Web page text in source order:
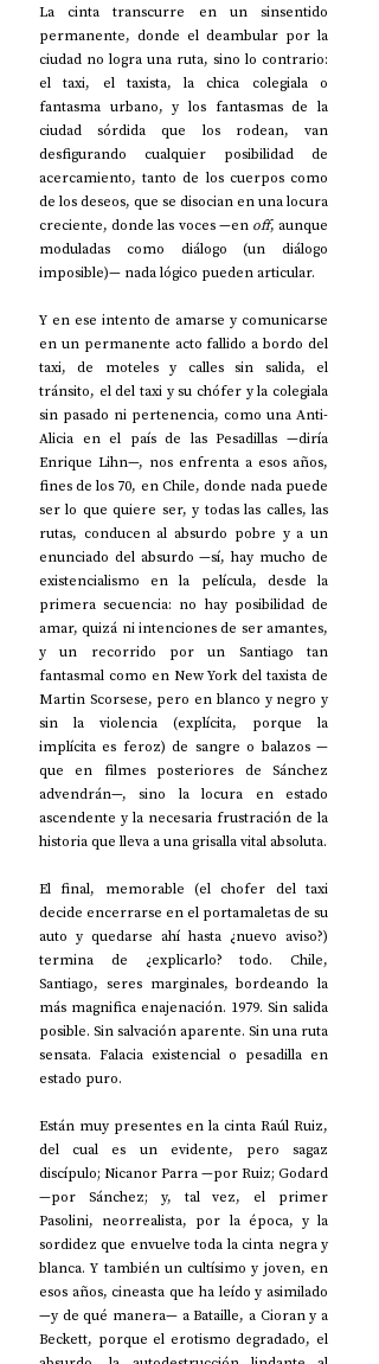
La cinta transcurre en un sinsentido
permanente, donde el deambular por la
ciudad no logra una ruta, sino lo contrario:
el taxi, el taxista, la chica colegiala o
fantasma urbano, y los fantasmas de la
ciudad sórdida que los rodean, van
desfigurando cualquier posibilidad de
acercamiento, tanto de los cuerpos como
de los deseos, que se disocian en una locura
creciente, donde las voces —en off, aunque
moduladas como diálogo (un diálogo
imposible)— nada lógico pueden articular.
Y en ese intento de amarse y comunicarse
en un permanente acto fallido a bordo del
taxi, de moteles y calles sin salida, el
tránsito, el del taxi y su chófer y la colegiala
sin pasado ni pertenencia, como una Anti-
Alicia en el país de las Pesadillas —diría
Enrique Lihn—, nos enfrenta a esos años,
fines de los 70, en Chile, donde nada puede
ser lo que quiere ser, y todas las calles, las
rutas, conducen al absurdo pobre y a un
enunciado del absurdo —sí, hay mucho de
existencialismo en la película, desde la
primera secuencia: no hay posibilidad de
amar, quizá ni intenciones de ser amantes,
y un recorrido por un Santiago tan
fantasmal como en New York del taxista de
Martin Scorsese, pero en blanco y negro y
sin la violencia (explícita, porque la
implícita es feroz) de sangre o balazos —
que en filmes posteriores de Sánchez
advendrán—, sino la locura en estado
ascendente y la necesaria frustración de la
historia que lleva a una grisalla vital absoluta.
El final, memorable (el chofer del taxi
decide encerrarse en el portamaletas de su
auto y quedarse ahí hasta ¿nuevo aviso?)
termina de ¿explicarlo? todo. Chile,
Santiago, seres marginales, bordeando la
más magnifica enajenación. 1979. Sin salida
posible. Sin salvación aparente. Sin una ruta
sensata. Falacia existencial o pesadilla en
estado puro.
Están muy presentes en la cinta Raúl Ruiz,
del cual es un evidente, pero sagaz
discípulo; Nicanor Parra —por Ruiz; Godard
—por Sánchez; y, tal vez, el primer
Pasolini, neorrealista, por la época, y la
sordidez que envuelve toda la cinta negra y
blanca. Y también un cultísimo y joven, en
esos años, cineasta que ha leído y asimilado
—y de qué manera— a Bataille, a Cioran y a
Beckett, porque el erotismo degradado, el